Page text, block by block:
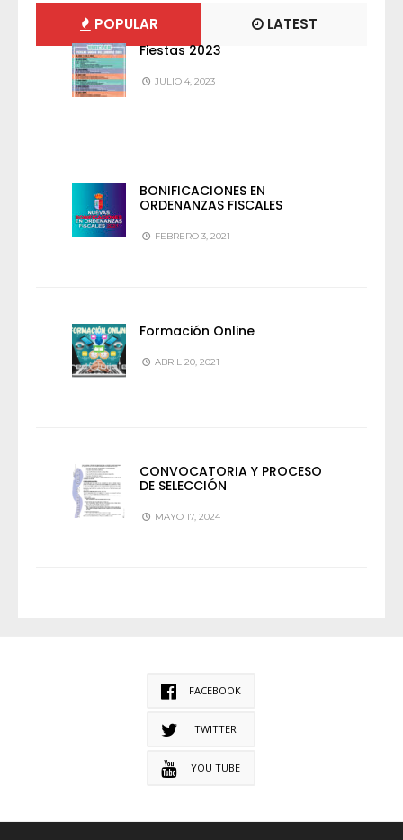
POPULAR LATEST
Fiestas 2023
JULIO 4, 2023
BONIFICACIONES EN
ORDENANZAS FISCALES
FEBRERO 3, 2021
Formación Online
ABRIL 20, 2021
CONVOCATORIA Y PROCESO
DE SELECCIÓN
MAYO 17, 2024
FACEBOOK
TWITTER
YOU TUBE